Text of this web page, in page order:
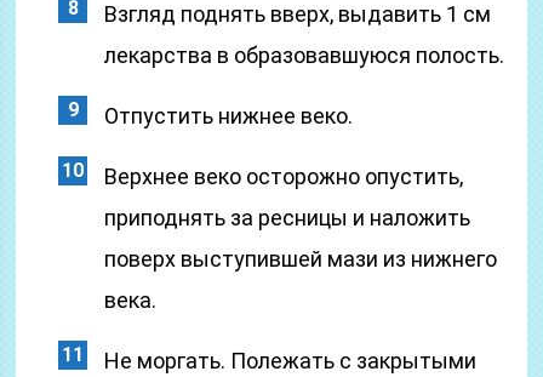
Взгляд поднять вверх, выдавить 1 см
лекарства в образовавшуюся полость.
Отпустить нижнее веко.
Верхнее веко осторожно опустить,
приподнять за ресницы и наложить
поверх выступившей мази из нижнего
века.
Не моргать. Полежать с закрытыми